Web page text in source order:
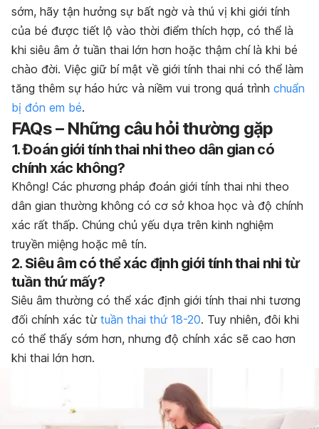
sớm, hãy tận hưởng sự bất ngờ và thú vị khi giới tính
của bé được tiết lộ vào thời điểm thích hợp, có thể là
khi siêu âm ở tuần thai lớn hơn hoặc thậm chí là khi bé
chào đời. Việc giữ bí mật về giới tính thai nhi có thể làm
tăng thêm sự háo hức và niềm vui trong quá trình chuẩn
bị đón em bé.
FAQs – Những câu hỏi thường gặp
1. Đoán giới tính thai nhi theo dân gian có
chính xác không?
Không! Các phương pháp đoán giới tính thai nhi theo
dân gian thường không có cơ sở khoa học và độ chính
xác rất thấp. Chúng chủ yếu dựa trên kinh nghiệm
truyền miệng hoặc mê tín.
2. Siêu âm có thể xác định giới tính thai nhi từ
tuần thứ mấy?
Siêu âm thường có thể xác định giới tính thai nhi tương
đối chính xác từ tuần thai thứ 18-20. Tuy nhiên, đôi khi
có thể thấy sớm hơn, nhưng độ chính xác sẽ cao hơn
khi thai lớn hơn.